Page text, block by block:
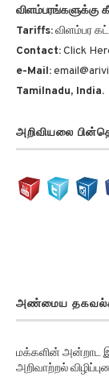
Tariffs:விளம்பர
Contact:Click
e-Mail:
Tamilnadu, India.
அறிவியலை
அண்மைய
மக்களின் அன்றாட
அறிவாற்றல்